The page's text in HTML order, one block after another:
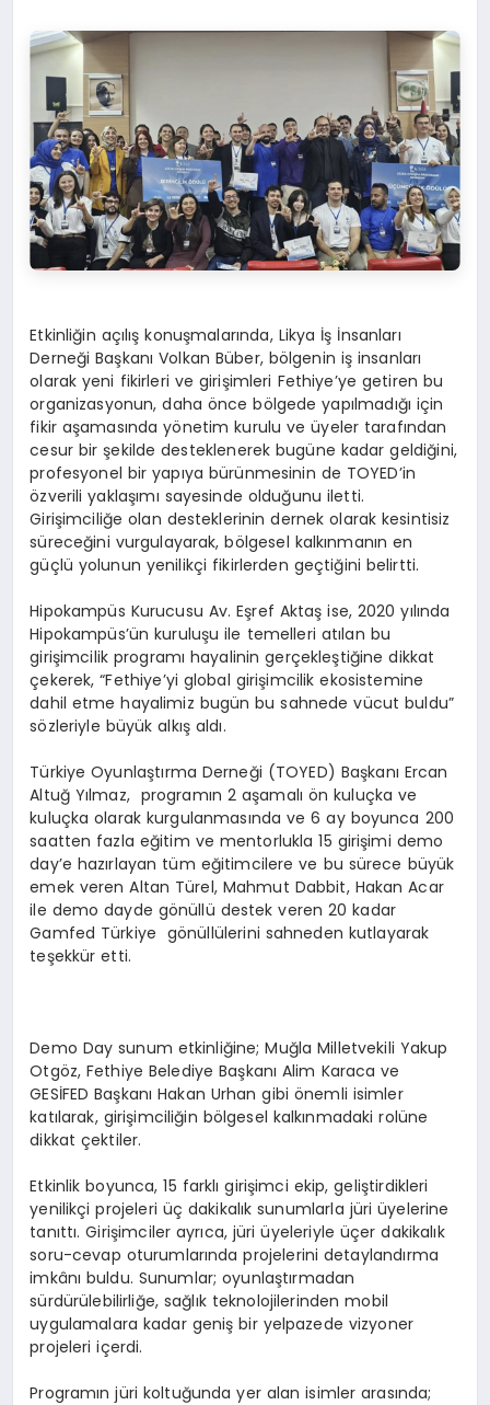
Etkinliğin açılış konuşmalarında, Likya İş İnsanları
Derneği Başkanı Volkan Büber, bölgenin iş insanları
olarak yeni fikirleri ve girişimleri Fethiye’ye getiren bu
organizasyonun, daha önce bölgede yapılmadığı için
fikir aşamasında yönetim kurulu ve üyeler tarafından
cesur bir şekilde desteklenerek bugüne kadar geldiğini,
profesyonel bir yapıya bürünmesinin de TOYED’in
özverili yaklaşımı sayesinde olduğunu iletti.
Girişimciliğe olan desteklerinin dernek olarak kesintisiz
süreceğini vurgulayarak, bölgesel kalkınmanın en
güçlü yolunun yenilikçi fikirlerden geçtiğini belirtti.
Hipokampüs Kurucusu Av. Eşref Aktaş ise, 2020 yılında
Hipokampüs’ün kuruluşu ile temelleri atılan bu
girişimcilik programı hayalinin gerçekleştiğine dikkat
çekerek, “Fethiye’yi global girişimcilik ekosistemine
dahil etme hayalimiz bugün bu sahnede vücut buldu”
sözleriyle büyük alkış aldı.
Türkiye Oyunlaştırma Derneği (TOYED) Başkanı Ercan
Altuğ Yılmaz, programın 2 aşamalı ön kuluçka ve
kuluçka olarak kurgulanmasında ve 6 ay boyunca 200
saatten fazla eğitim ve mentorlukla 15 girişimi demo
day’e hazırlayan tüm eğitimcilere ve bu sürece büyük
emek veren Altan Türel, Mahmut Dabbit, Hakan Acar
ile demo dayde gönüllü destek veren 20 kadar
Gamfed Türkiye gönüllülerini sahneden kutlayarak
teşekkür etti.
Demo Day sunum etkinliğine; Muğla Milletvekili Yakup
Otgöz, Fethiye Belediye Başkanı Alim Karaca ve
GESİFED Başkanı Hakan Urhan gibi önemli isimler
katılarak, girişimciliğin bölgesel kalkınmadaki rolüne
dikkat çektiler.
Etkinlik boyunca, 15 farklı girişimci ekip, geliştirdikleri
yenilikçi projeleri üç dakikalık sunumlarla jüri üyelerine
tanıttı. Girişimciler ayrıca, jüri üyeleriyle üçer dakikalık
soru-cevap oturumlarında projelerini detaylandırma
imkânı buldu. Sunumlar; oyunlaştırmadan
sürdürülebilirliğe, sağlık teknolojilerinden mobil
uygulamalara kadar geniş bir yelpazede vizyoner
projeleri içerdi.
Programın jüri koltuğunda yer alan isimler arasında;